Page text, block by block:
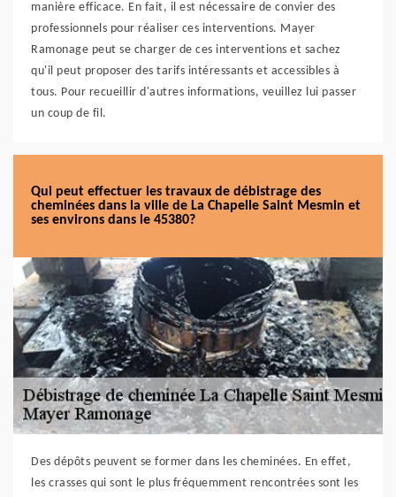
manière efficace. En fait, il est nécessaire de convier des
professionnels pour réaliser ces interventions. Mayer
Ramonage peut se charger de ces interventions et sachez
qu'il peut proposer des tarifs intéressants et accessibles à
tous. Pour recueillir d'autres informations, veuillez lui passer
un coup de fil.
Qui peut effectuer les travaux de débistrage des
cheminées dans la ville de La Chapelle Saint Mesmin et
ses environs dans le 45380?
Des dépôts peuvent se former dans les cheminées. En effet,
les crasses qui sont le plus fréquemment rencontrées sont les